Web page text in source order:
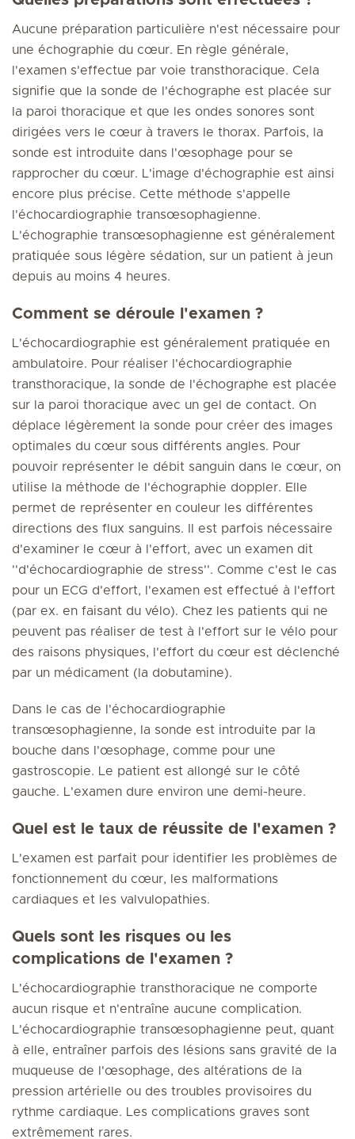
Aucune préparation particulière n'est nécessaire pour
une échographie du cœur. En règle générale,
l'examen s'effectue par voie transthoracique. Cela
signifie que la sonde de l'échographe est placée sur
la paroi thoracique et que les ondes sonores sont
dirigées vers le cœur à travers le thorax. Parfois, la
sonde est introduite dans l'œsophage pour se
rapprocher du cœur. L'image d'échographie est ainsi
encore plus précise. Cette méthode s'appelle
l'échocardiographie transœsophagienne.
L'échographie transœsophagienne est généralement
pratiquée sous légère sédation, sur un patient à jeun
depuis au moins 4 heures.
Comment se déroule l'examen ?
L'échocardiographie est généralement pratiquée en
ambulatoire. Pour réaliser l'échocardiographie
transthoracique, la sonde de l'échographe est placée
sur la paroi thoracique avec un gel de contact. On
déplace légèrement la sonde pour créer des images
optimales du cœur sous différents angles. Pour
pouvoir représenter le débit sanguin dans le cœur, on
utilise la méthode de l'échographie doppler. Elle
permet de représenter en couleur les différentes
directions des flux sanguins. Il est parfois nécessaire
d'examiner le cœur à l'effort, avec un examen dit
''d'échocardiographie de stress''. Comme c'est le cas
pour un ECG d'effort, l'examen est effectué à l'effort
(par ex. en faisant du vélo). Chez les patients qui ne
peuvent pas réaliser de test à l'effort sur le vélo pour
des raisons physiques, l'effort du cœur est déclenché
par un médicament (la dobutamine).
Dans le cas de l'échocardiographie
transœsophagienne, la sonde est introduite par la
bouche dans l'œsophage, comme pour une
gastroscopie. Le patient est allongé sur le côté
gauche. L'examen dure environ une demi-heure.
Quel est le taux de réussite de l'examen ?
L'examen est parfait pour identifier les problèmes de
fonctionnement du cœur, les malformations
cardiaques et les valvulopathies.
Quels sont les risques ou les
complications de l'examen ?
L'échocardiographie transthoracique ne comporte
aucun risque et n'entraîne aucune complication.
L'échocardiographie transœsophagienne peut, quant
à elle, entraîner parfois des lésions sans gravité de la
muqueuse de l'œsophage, des altérations de la
pression artérielle ou des troubles provisoires du
rythme cardiaque. Les complications graves sont
extrêmement rares.